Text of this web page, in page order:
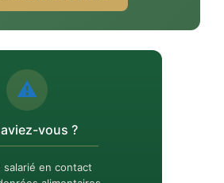
⚠️
vous ?
salarié en contact